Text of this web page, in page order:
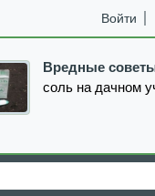
Войти
Вредные
соль на дачном